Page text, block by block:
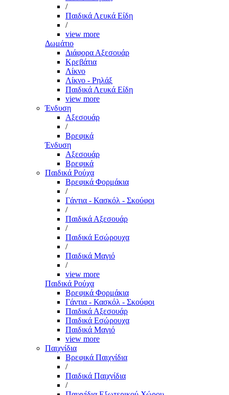
/
Παιδικά Λευκά Είδη
/
view more
Δωμάτιο
Διάφορα Αξεσουάρ
Κρεβάτια
Λίκνο
Λίκνο - Ρηλάξ
Παιδικά Λευκά Είδη
view more
Ένδυση
Αξεσουάρ
/
Βρεφικά
Ένδυση
Αξεσουάρ
Βρεφικά
Παιδικά Ρούχα
Βρεφικά Φορμάκια
/
Γάντια - Κασκόλ - Σκούφοι
/
Παιδικά Αξεσουάρ
/
Παιδικά Εσώρουχα
/
Παιδικά Μαγιό
/
view more
Παιδικά Ρούχα
Βρεφικά Φορμάκια
Γάντια - Κασκόλ - Σκούφοι
Παιδικά Αξεσουάρ
Παιδικά Εσώρουχα
Παιδικά Μαγιό
view more
Παιχνίδια
Βρεφικά Παιχνίδια
/
Παιδικά Παιχνίδια
/